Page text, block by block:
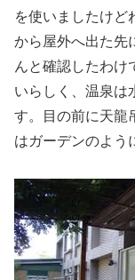
を使いましたけど
から屋外へ出た先
んと確認したわけ
いらしく、温泉は
す。目の前に天龍
はガーデンのよう